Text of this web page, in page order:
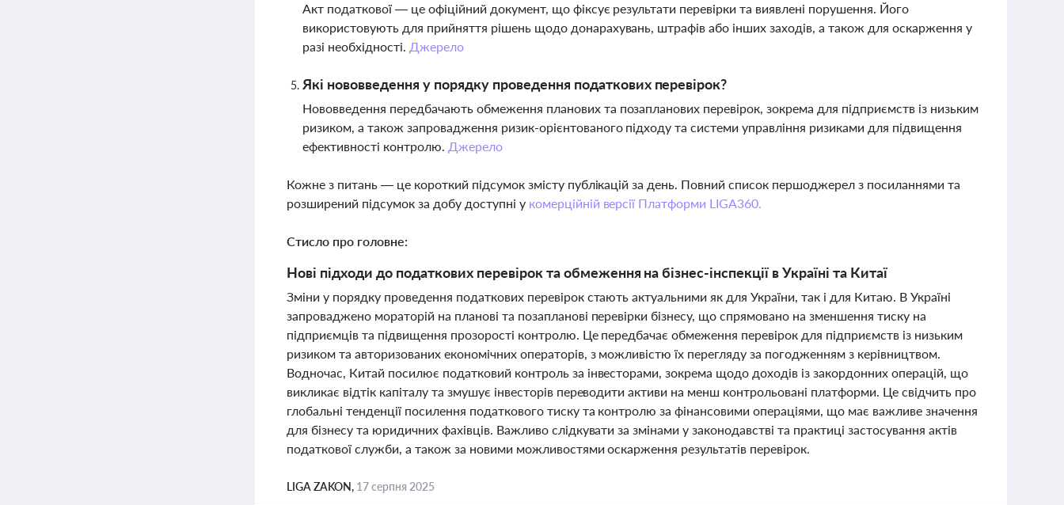
Акт податкової — це офіційний документ, що фіксує результати перевірки та виявлені порушення. Його
використовують для прийняття рішень щодо донарахувань, штрафів або інших заходів, а також для оскарження у
разі необхідності. Джерело
Які нововведення у порядку проведення податкових перевірок?
Нововведення передбачають обмеження планових та позапланових перевірок, зокрема для підприємств із низьким
ризиком, а також запровадження ризик-орієнтованого підходу та системи управління ризиками для підвищення
ефективності контролю. Джерело
Кожне з питань — це короткий підсумок змісту публікацій за день. Повний список першоджерел з посиланнями та
розширений підсумок за добу доступні у комерційній версії Платформи LIGA360.
Стисло про головне:
Нові підходи до податкових перевірок та обмеження на бізнес-інспекції в Україні та Китаї
Зміни у порядку проведення податкових перевірок стають актуальними як для України, так і для Китаю. В Україні
запроваджено мораторій на планові та позапланові перевірки бізнесу, що спрямовано на зменшення тиску на
підприємців та підвищення прозорості контролю. Це передбачає обмеження перевірок для підприємств із низьким
ризиком та авторизованих економічних операторів, з можливістю їх перегляду за погодженням з керівництвом.
Водночас, Китай посилює податковий контроль за інвесторами, зокрема щодо доходів із закордонних операцій, що
викликає відтік капіталу та змушує інвесторів переводити активи на менш контрольовані платформи. Це свідчить про
глобальні тенденції посилення податкового тиску та контролю за фінансовими операціями, що має важливе значення
для бізнесу та юридичних фахівців. Важливо слідкувати за змінами у законодавстві та практиці застосування актів
податкової служби, а також за новими можливостями оскарження результатів перевірок.
LIGA ZAKON, 17 серпня 2025